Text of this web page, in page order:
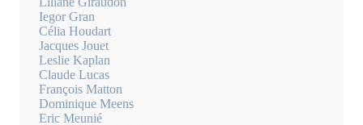
Iegor Gran
Célia Houdart
Jacques Jouet
Leslie Kaplan
Claude Lucas
François Matton
Dominique Meens
Eric Meunié